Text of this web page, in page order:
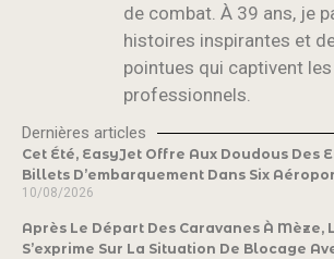
de combat. À 39 ans, je
histoires inspirantes et
pointues qui captivent
professionnels.
Dernières articles
Cet Été, EasyJet Offre Aux Doudous Des
Billets D’embarquement Dans Six
10/08/2026
Après Le Départ Des Caravanes À Mèze,
S’exprime Sur La Situation De Blocage